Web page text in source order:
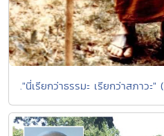
."นี่เรียกว่าธรรมะ เรียกว่าสภาวะ